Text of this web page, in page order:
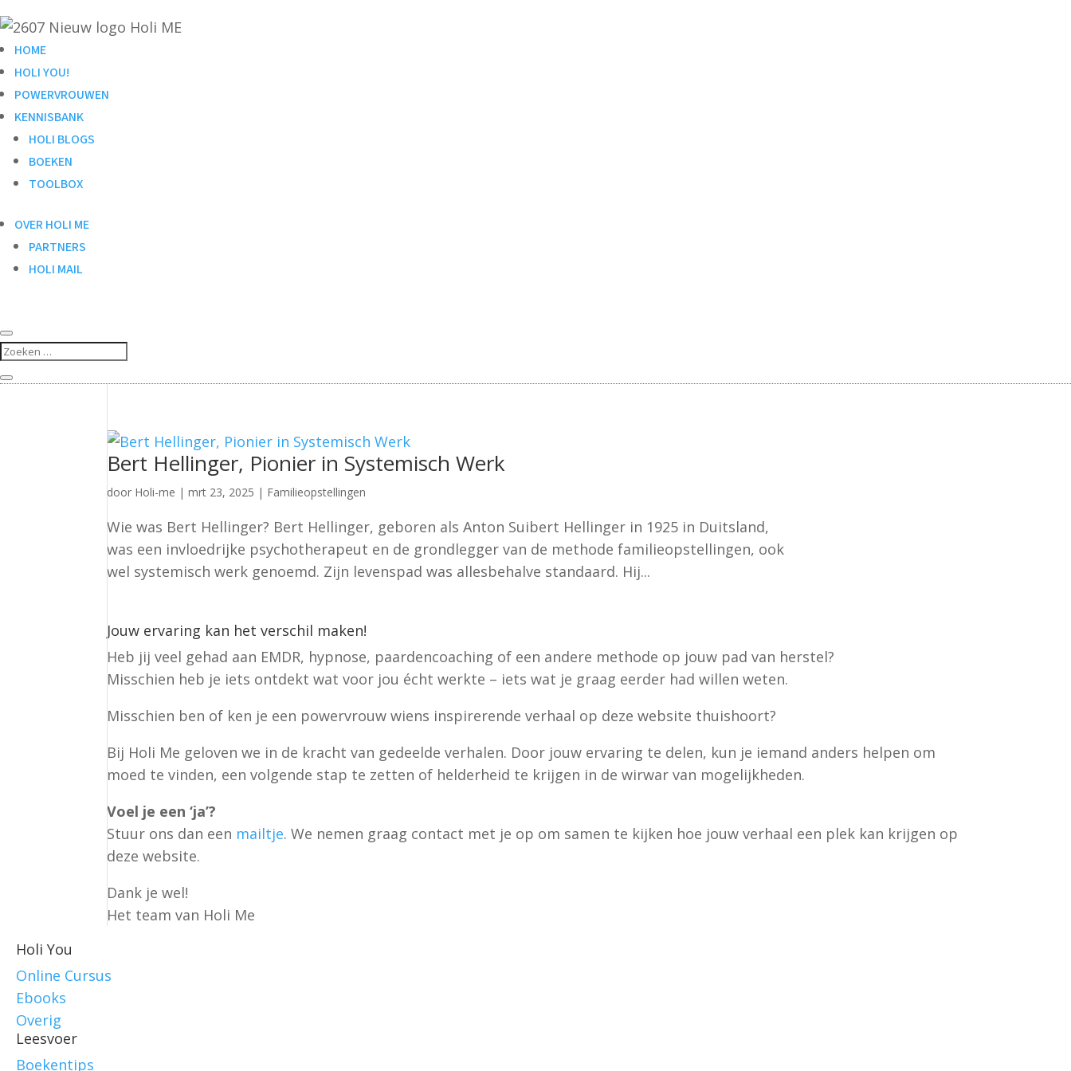
HOME
HOLI YOU!
POWERVROUWEN
KENNISBANK
HOLI BLOGS
BOEKEN
TOOLBOX
OVER HOLI ME
PARTNERS
HOLI MAIL
Bert Hellinger, Pionier in Systemisch Werk
door Holi-me |mrt 23, 2025 | Familieopstellingen
Wie was Bert Hellinger? Bert Hellinger, geboren als Anton Suibert Hellinger in 1925 in Duitsland,
was een invloedrijke psychotherapeut en de grondlegger van de methode familieopstellingen, ook
wel systemisch werk genoemd. Zijn levenspad was allesbehalve standaard. Hij...
Jouw ervaring kan het verschil maken!
Heb jij veel gehad aan EMDR, hypnose, paardencoaching of een andere methode op jouw pad van herstel?
Misschien heb je iets ontdekt wat voor jou écht werkte – iets wat je graag eerder had willen weten.
Misschien ben of ken je een powervrouw wiens inspirerende verhaal op deze website thuishoort?
Bij Holi Me geloven we in de kracht van gedeelde verhalen. Door jouw ervaring te delen, kun je iemand anders helpen om
moed te vinden, een volgende stap te zetten of helderheid te krijgen in de wirwar van mogelijkheden.
Voel je een ‘ja’?
Stuur ons dan een mailtje. We nemen graag contact met je op om samen te kijken hoe jouw verhaal een plek kan krijgen op
deze website.
Dank je wel!
Het team van Holi Me
Holi You
Online Cursus
Ebooks
Overig
Leesvoer
Boekentips